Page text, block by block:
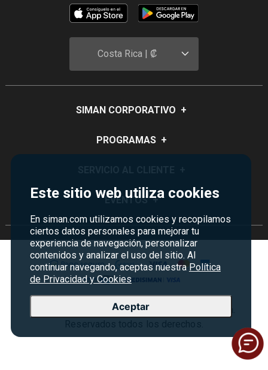
Este sitio web utiliza cookies
En siman.com utilizamos cookies y recopilamos
ciertos datos personales para mejorar tu
experiencia de navegación, personalizar
contenidos y analizar el uso del sitio. Al
continuar navegando, aceptas nuestra Política
de Privacidad y Cookies
Aceptar
Costa Rica | ₡
SIMAN CORPORATIVO +
Quiénes Somos
Sucursales
Servicios
Empleos Siman
PROGRAMAS +
Certificados de Regalo
Credisiman
Preguntas Frecuentes
Política de devoluciones y garantías
Contáctenos
Seguridad del sitio
Política de Privacidad
Condiciones ofertas
Términos y condiciones
EVENTOS +
Rebajas
Madres
Copyright © 2026 Almacenes Siman Costa Rica.